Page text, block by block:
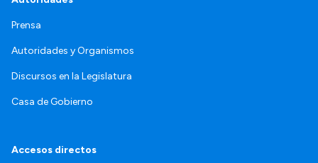
Prensa
Autoridades y Organismos
Discursos en la Legislatura
Casa de Gobierno
Accesos directos